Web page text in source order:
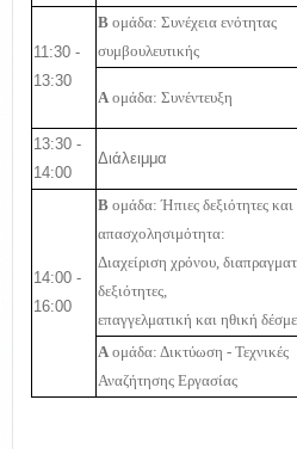
11:30 -
13:30
Β ομάδα: Συνέχεια ενότητας
συμβουλευτικής
Α ομάδα: Συνέντευξη
13:30 -
14:00
Διάλειμμα
14:00 -
16:00
Β ομάδα: Ήπιες δεξιότητες και
απασχολησιμότητα:
Διαχείριση χρόνου,
δεξιότητες,
επαγγελματική και ηθική
Α ομάδα: Δικτύωση - Τεχνικές
Αναζήτησης Εργασίας